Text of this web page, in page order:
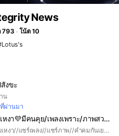
News
793
โน้ต 10
งขะ
น
ผ่านมา
🫰ที่นี่มีรัก💜มีโสดมีเหงา💜มีคนคุย/เพลงเพราะ/ภาพสวย🌊🏝🏖
💥🦕พูดคุยยามว่างยามเหงา//แชร์เพลง//แชร์ภาพ//คำคมกันเยอะๆๆนะคะ💥💜🩵 ❌️🚫#ใส่รูปอะไรก็ได้ที่ไม่ใช่รูปในระบบค่ะ🚫❌️❌️